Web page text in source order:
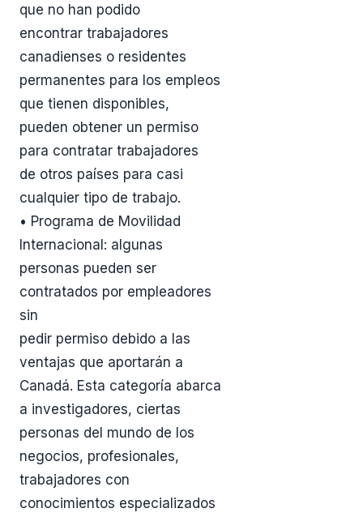
que no han podido
encontrar trabajadores
canadienses o residentes
permanentes para los empleos
que tienen disponibles,
pueden obtener un permiso
para contratar trabajadores
de otros países para casi
cualquier tipo de trabajo.
• Programa de Movilidad
Internacional: algunas
personas pueden ser
contratados por empleadores
sin
pedir permiso debido a las
ventajas que aportarán a
Canadá. Esta categoría abarca
a investigadores, ciertas
personas del mundo de los
negocios, profesionales,
trabajadores con
conocimientos especializados